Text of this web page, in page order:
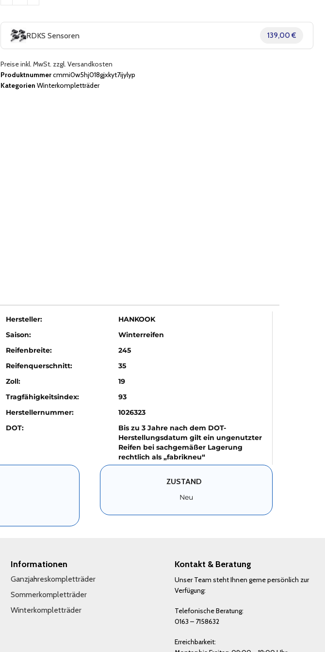
RDKS Sensoren 139,00 €
Preise inkl. MwSt. zzgl. Versandkosten
Produktnummercmmi0w5hj018gjxkyt7ijylyp
Kategorien Winterkompletträder
Hersteller:
HANKOOK
Saison:
Winterreifen
Reifenbreite:
245
Reifenquerschnitt:
35
Zoll:
19
Tragfähigkeitsindex:
93
Herstellernummer:
1026323
DOT:
Bis zu 3 Jahre nach dem DOT-
Herstellungsdatum gilt ein ungenutzter
Reifen bei sachgemäßer Lagerung
rechtlich als „fabrikneu“
ZUSTAND
Neu
Informationen
Ganzjahreskompletträder
Sommerkompletträder
Winterkompletträder
Kontakt & Beratung
Unser Team steht Ihnen gerne persönlich zur
Verfügung:
Telefonische Beratung:
0163 – 7158632
Erreichbarkeit: